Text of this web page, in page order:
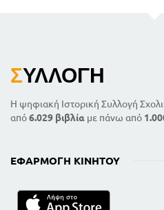
ΣΥΛΛΟΓΉ
Η ψηφιακή Ιστορική Συλλογή
από6.029 βιβλία με πάνω από
ΕΦΑΡΜΟΓΉ ΚΙΝΗΤΟΎ